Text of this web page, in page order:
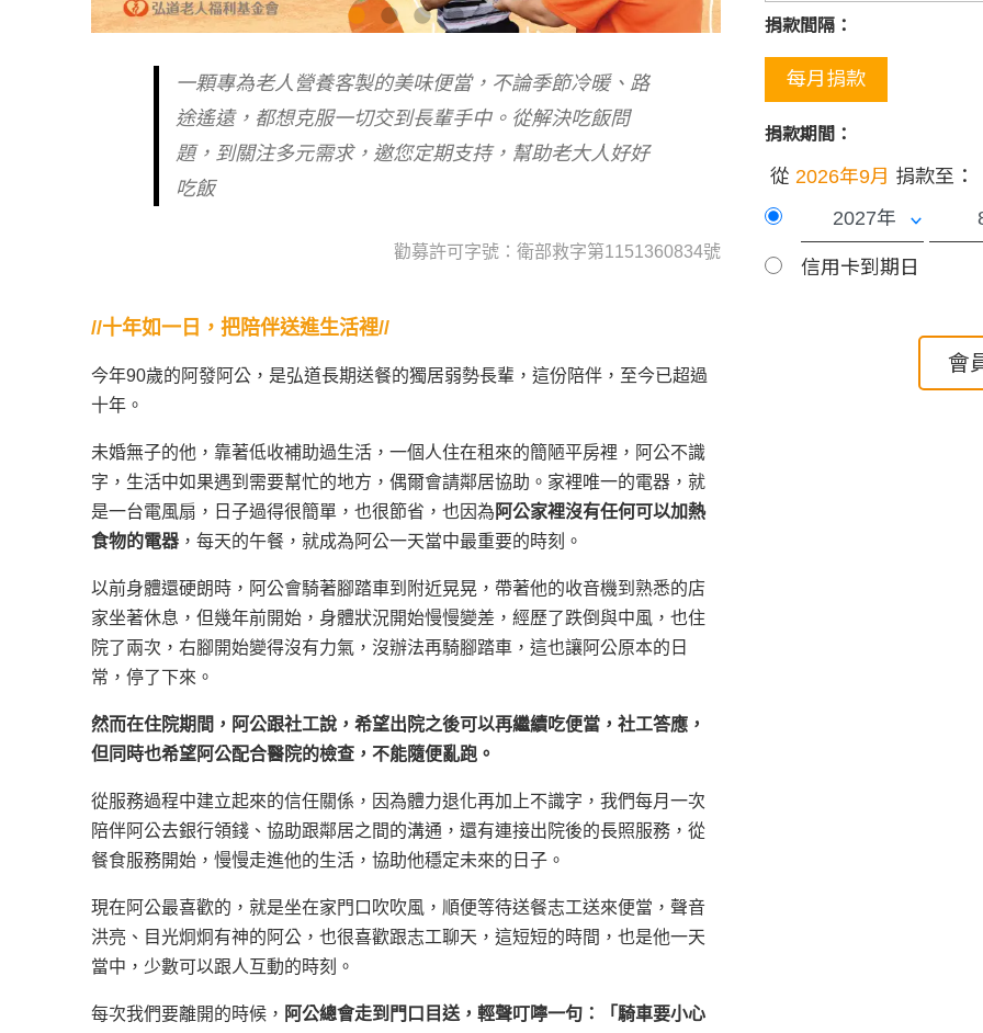
一顆專為老人營養客製的美味便當，不論季節冷暖、路
途遙遠，都想克服一切交到長輩手中。從解決吃飯問
題，到關注多元需求，邀您定期支持，幫助老大人好好
吃飯
勸募許可字號：衛部救字第1151360834號
//十年如一日，把陪伴送進生活裡//
今年90歲的阿發阿公，是弘道長期送餐的獨居弱勢長輩，這份陪伴，至今已超過
十年。
未婚無子的他，靠著低收補助過生活，一個人住在租來的簡陋平房裡，阿公不識
字，生活中如果遇到需要幫忙的地方，偶爾會請鄰居協助。家裡唯一的電器，就
是一台電風扇，日子過得很簡單，也很節省，也因為 阿公家裡沒有任何可以加熱
食物的電器 ，每天的午餐，就成為阿公一天當中最重要的時刻。
以前身體還硬朗時，阿公會騎著腳踏車到附近晃晃，帶著他的收音機到熟悉的店
家坐著休息，但幾年前開始，身體狀況開始慢慢變差，經歷了跌倒與中風，也住
院了兩次，右腳開始變得沒有力氣，沒辦法再騎腳踏車，這也讓阿公原本的日
常，停了下來。
然而在住院期間，阿公跟社工說，希望出院之後可以再繼續吃便當，社工答應，
但同時也希望阿公配合醫院的檢查，不能隨便亂跑。
從服務過程中建立起來的信任關係，因為體力退化再加上不識字，我們每月一次
陪伴阿公去銀行領錢、協助跟鄰居之間的溝通，還有連接出院後的長照服務，從
餐食服務開始，慢慢走進他的生活，協助他穩定未來的日子。
現在阿公最喜歡的，就是坐在家門口吹吹風，順便等待送餐志工送來便當，聲音
洪亮、目光炯炯有神的阿公，也很喜歡跟志工聊天，這短短的時間，也是他一天
當中，少數可以跟人互動的時刻。
每次我們要離開的時候， 阿公總會走到門口目送，輕聲叮嚀一句：「騎車要小心
捐款間隔：
每月捐款
捐款期間：
從 2026年9月 捐款至：
信用卡到期日
會